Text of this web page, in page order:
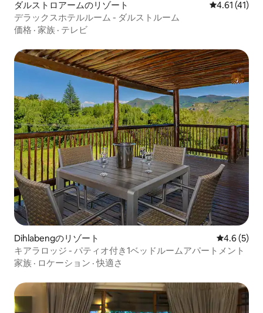
ダルストロアームのリゾート レビュー41
4.61 (41)
デラックスホテルルーム - ダルストルーム
価格 · 家族 · テレビ
Dihlabengのリゾート レビュー5
4.6 (5)
キアラロッジ - パティオ付き1ベッドルームアパートメント
家族 · ロケーション ·快適さ